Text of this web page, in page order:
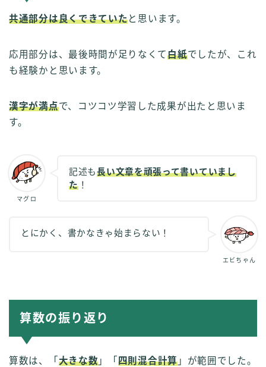
共通部分は良くできていたと思います。
応用部分は、最後時間が足りなくて白紙でしたが、これ
も経験かと思います。
漢字が満点で、コツコツ学習した成果が出たと思いま
す。
マグロ
記述も長い文章を頑張って書いていまし
た！
エビちゃん
とにかく、書かなきゃ始まらない！
算数の振り返り
算数は、「 大きな数 」「 四則混合計算」が範囲でした。